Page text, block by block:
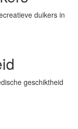
duikers in
geschiktheid